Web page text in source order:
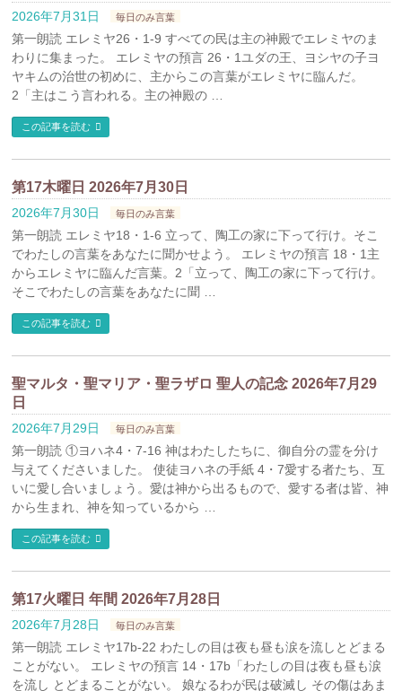
2026年7月31日 毎日のみ言葉
第一朗読 エレミヤ26・1-9 すべての民は主の神殿でエレミヤのま
わりに集まった。 エレミヤの預言 26・1ユダの王、ヨシヤの子ヨ
ヤキムの治世の初めに、主からこの言葉がエレミヤに臨んだ。
2「主はこう言われる。主の神殿の …
この記事を読む
第17木曜日 2026年7月30日
2026年7月30日 毎日のみ言葉
第一朗読 エレミヤ18・1-6 立って、陶工の家に下って行け。そこ
でわたしの言葉をあなたに聞かせよう。 エレミヤの預言 18・1主
からエレミヤに臨んだ言葉。2「立って、陶工の家に下って行け。
そこでわたしの言葉をあなたに聞 …
この記事を読む
聖マルタ・聖マリア・聖ラザロ 聖人の記念 2026年7月29
日
2026年7月29日 毎日のみ言葉
第一朗読 ①ヨハネ4・7-16 神はわたしたちに、御自分の霊を分け
与えてくださいました。 使徒ヨハネの手紙 4・7愛する者たち、互
いに愛し合いましょう。愛は神から出るもので、愛する者は皆、神
から生まれ、神を知っているから …
この記事を読む
第17火曜日 年間 2026年7月28日
2026年7月28日 毎日のみ言葉
第一朗読 エレミヤ17b-22 わたしの目は夜も昼も涙を流しとどまる
ことがない。 エレミヤの預言 14・17b「わたしの目は夜も昼も涙
を流し とどまることがない。 娘なるわが民は破滅し その傷はあま